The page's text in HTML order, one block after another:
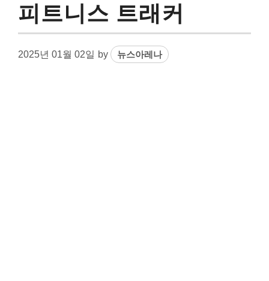
피트니스 트래커
2025년 01월 02일 by 뉴스아레나